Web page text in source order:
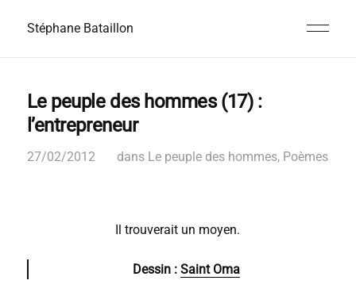
Stéphane Bataillon
Le peuple des hommes (17) :
l’entrepreneur
27/02/2012 dans Le peuple des hommes, Poèmes
Il trouverait un moyen.
Dessin :Saint Oma